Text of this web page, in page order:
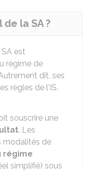
la SA ?
est
régime de
dit, ses
règles de l'IS.
souscrire une
. Les
modalités de
régime
simplifié) sous